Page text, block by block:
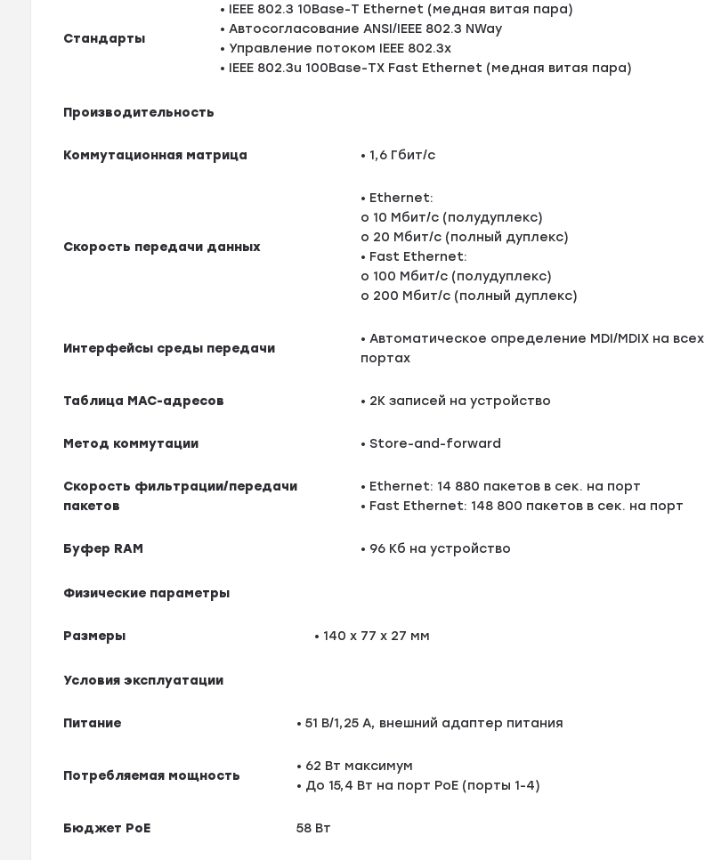
Стандарты
• IEEE 802.3 10Base-T Ethernet (медная витая пара)
• Автосогласование ANSI/IEEE 802.3 NWay
• Управление потоком IEEE 802.3x
• IEEE 802.3u 100Base-TX Fast Ethernet (медная витая пара)
Производительность
Коммутационная матрица • 1,6 Гбит/с
Скорость передачи данных
• Ethernet:
o 10 Мбит/с (полудуплекс)
o 20 Мбит/с (полный дуплекс)
• Fast Ethernet:
o 100 Мбит/с (полудуплекс)
o 200 Мбит/с (полный дуплекс)
Интерфейсы среды передачи
• Автоматическое определение MDI/MDIX на всех
портах
Таблица MAC-адресов • 2K записей на устройство
Метод коммутации • Store-and-forward
Скорость фильтрации/передачи
пакетов
• Ethernet: 14 880 пакетов в сек. на порт
• Fast Ethernet: 148 800 пакетов в сек. на порт
Буфер RAM • 96 Кб на устройство
Физические параметры
Размеры • 140 x 77 x 27 мм
Условия эксплуатации
Питание • 51 В/1,25 А, внешний адаптер питания
Потребляемая мощность
• 62 Вт максимум
• До 15,4 Вт на порт РоЕ (порты 1-4)
Бюджет PoE 58 Вт